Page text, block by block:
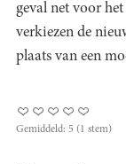
geval net voor
verkiezen de
plaats van een
Gemiddeld: 5 (1 stem)